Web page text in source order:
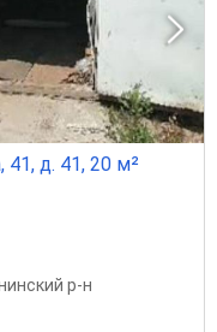
41, д. 41, 20 м²
р-н